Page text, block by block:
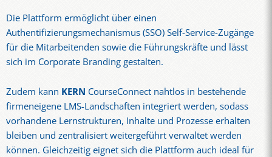
Die Plattform ermöglicht über einen
Authentifizierungsmechanismus (SSO) Self-Service-Zugänge
für die Mitarbeitenden sowie die Führungskräfte und lässt
sich im Corporate Branding gestalten.
Zudem kann KERN CourseConnect nahtlos in bestehende
firmeneigene LMS-Landschaften integriert werden, sodass
vorhandene Lernstrukturen, Inhalte und Prozesse erhalten
bleiben und zentralisiert weitergeführt verwaltet werden
können. Gleichzeitig eignet sich die Plattform auch ideal für